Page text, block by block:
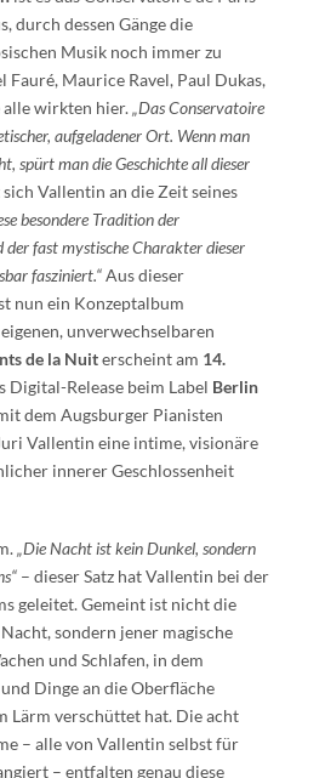
durch dessen Gänge die
Musik noch immer zu
Fauré, Maurice Ravel, Paul Dukas,
alle wirkten hier.„Das Conservatoire
aufgeladener Ort. Wenn man
spürt man die Geschichte all dieser
Vallentin an die Zeit seines
besondere Tradition der
der fast mystische Charakter dieser
fasziniert.“Aus dieser
nun ein Konzeptalbum
unverwechselbaren
de la Nuiterscheint am 14.
Digital-Release beim Label Berlin
dem Augsburger Pianisten
Vallentin eine intime, visionäre
innerer Geschlossenheit
„Die Nacht ist kein Dunkel, sondern
– dieser Satz hat Vallentin bei der
geleitet. Gemeint ist nicht die
sondern jener magische
und Schlafen, in dem
Dinge an die Oberfläche
Lärm verschüttet hat. Die acht
– alle von Vallentin selbst für
– entfalten genau diese